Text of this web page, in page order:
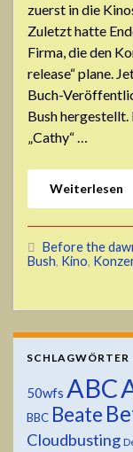
zuerst in die
Zuletzt hatte
Firma, die den
release“ plane.
Buch-
Bush
„Cathy“ …
Weiterlesen
Before the
Bush, Kino,
SCHLAGWÖRTER
50wfs ABC
BBC Beate
Cloudbusting